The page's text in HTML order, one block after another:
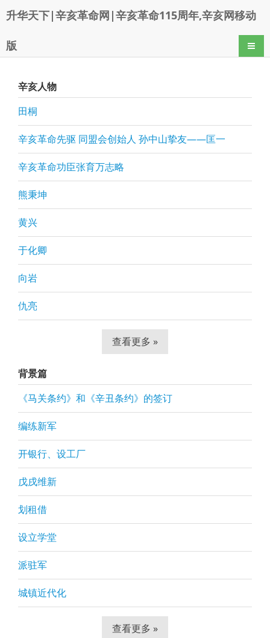
升华天下|辛亥革命网|辛亥革命115周年,辛亥网移动
版 导航
辛亥人物
田桐
辛亥革命先驱 同盟会创始人 孙中山挚友——匡一
辛亥革命功臣张育万志略
熊秉坤
黄兴
于化卿
向岩
仇亮
查看更多 »
背景篇
《马关条约》和《辛丑条约》的签订
编练新军
开银行、设工厂
戊戌维新
划租借
设立学堂
派驻军
城镇近代化
查看更多 »